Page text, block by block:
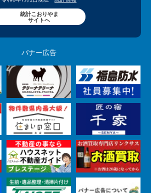
統計こおりやま
サイトへ
バナー広告